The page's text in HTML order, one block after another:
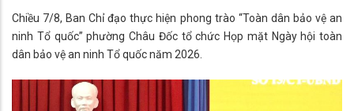
Chiều 7/8, Ban Chỉ đạo thực hiện phong trào “Toàn dân bảo vệ an
ninh Tổ quốc” phường Châu Đốc tổ chức Họp mặt Ngày hội toàn
dân bảo vệ an ninh Tổ quốc năm 2026.